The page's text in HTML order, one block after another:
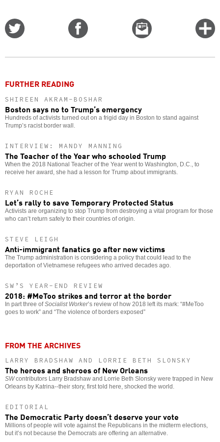
Email
this
FURTHER READING
SHIREEN AKRAM-BOSHAR
Boston says no to Trump’s emergency
Hundreds of activists turned out on a frigid day in Boston to stand against
Trump’s racist border wall.
INTERVIEW: MANDY MANNING
The Teacher of the Year who schooled Trump
When the 2018 National Teacher of the Year went to Washington, D.C., to
receive her award, she had a lesson for Trump about immigrants.
RYAN ROCHE
Let’s rally to save Temporary Protected Status
Activists are organizing to stop Trump from destroying a vital program for those
who can’t return safely to their countries of origin.
STEVE LEIGH
Anti-immigrant fanatics go after new victims
The Trump administration is considering a policy that could lead to the
deportation of Vietnamese refugees who arrived decades ago.
SW’S YEAR-END REVIEW
2018: #MeToo strikes and terror at the border
In part three ofSocialist Worker’s review of how 2018 left its mark: “#MeToo
goes to work” and “The violence of borders exposed”
FROM THE ARCHIVES
LARRY BRADSHAW AND LORRIE BETH SLONSKY
The heroes and sheroes of New Orleans
SWcontributors Larry Bradshaw and Lorrie Beth Slonsky were trapped in New
Orleans by Katrina--their story, first told here, shocked the world.
EDITORIAL
The Democratic Party doesn’t deserve your vote
Millions of people will vote against the Republicans in the midterm elections,
but it’s not because the Democrats are offering an alternative.